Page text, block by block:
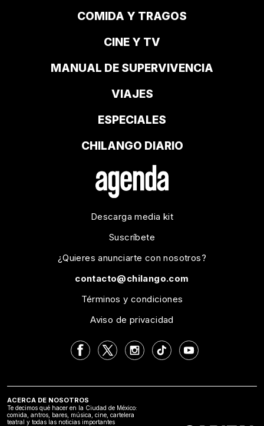
COMIDA Y TRAGOS
CINE Y TV
MANUAL DE SUPERVIVENCIA
VIAJES
ESPECIALES
CHILANGO DIARIO
Descarga media kit
Suscríbete
¿Quieres anunciarte con nosotros?
contacto@chilango.com
Términos y condiciones
Aviso de privacidad
ACERCA DE NOSOTROS
Te decimos qué hacer en la Ciudad de México:
comida, antros, bares, música, cine, cartelera
teatral y todas las noticias importantes